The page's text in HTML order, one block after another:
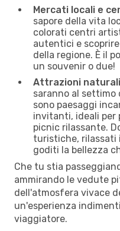
Mercati locali e
sapore della vita
colorati centri
autentici e
della regione. È il
un souvenir o due!
Attrazioni
saranno al settimo
sono paesaggi
invitanti, ideali per
picnic rilassante.
turistiche, rilassati
goditi la bellezza
Che tu stia
ammirando le vedute
dell'atmosfera vivace
un'esperienza
viaggiatore.